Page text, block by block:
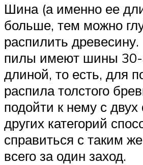
Шина (а именно ее
больше, тем можно
распилить
пилы имеют шины
длиной, то есть, для
распила толстого
подойти к нему с
других категорий
справиться с таким
всего за один заход.